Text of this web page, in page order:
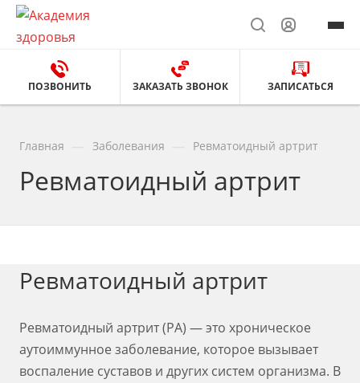
ПОЗВОНИТЬ ЗАКАЗАТЬ ЗВОНОК ЗАПИСАТЬСЯ
Главная Заболевания Ревматоидный артрит
Ревматоидный артрит
Ревматоидный артрит
Ревматоидный артрит (РА) — это хроническое
аутоиммунное заболевание, которое вызывает
воспаление суставов и других систем организма. В